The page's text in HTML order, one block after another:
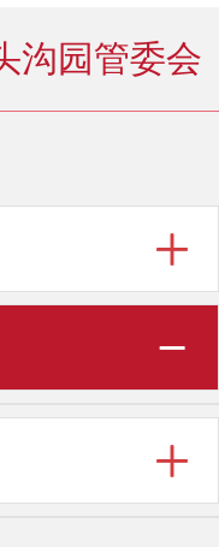
沟园管委会